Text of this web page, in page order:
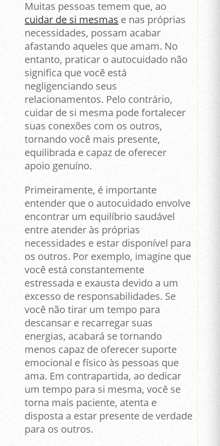
Muitas pessoas temem que, ao
cuidar de si mesmas e nas próprias
necessidades, possam acabar
afastando aqueles que amam. No
entanto, praticar o autocuidado não
significa que você está
negligenciando seus
relacionamentos. Pelo contrário,
cuidar de si mesma pode fortalecer
suas conexões com os outros,
tornando você mais presente,
equilibrada e capaz de oferecer
apoio genuíno.
Primeiramente, é importante
entender que o autocuidado envolve
encontrar um equilíbrio saudável
entre atender às próprias
necessidades e estar disponível para
os outros. Por exemplo, imagine que
você está constantemente
estressada e exausta devido a um
excesso de responsabilidades. Se
você não tirar um tempo para
descansar e recarregar suas
energias, acabará se tornando
menos capaz de oferecer suporte
emocional e físico às pessoas que
ama. Em contrapartida, ao dedicar
um tempo para si mesma, você se
torna mais paciente, atenta e
disposta a estar presente de verdade
para os outros.